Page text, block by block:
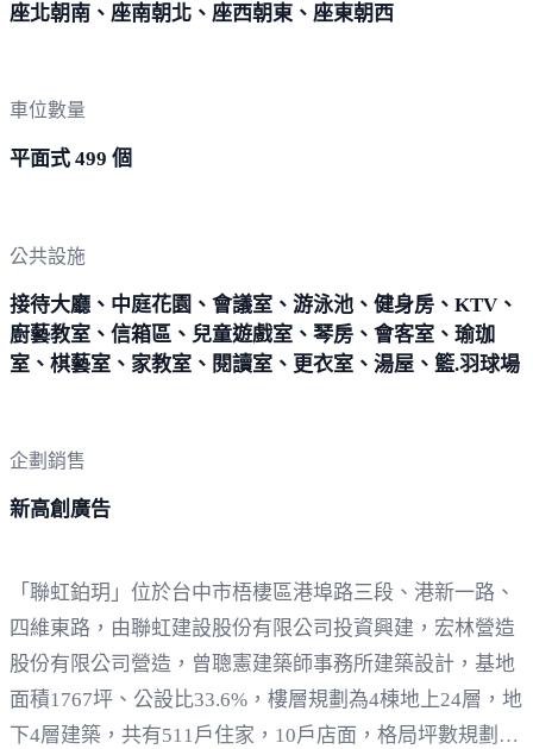
座北朝南、座南朝北、座西朝東、座東朝西
車位數量
平面式 499 個
公共設施
接待大廳、中庭花園、會議室、游泳池、健身房、KTV、
廚藝教室、信箱區、兒童遊戲室、琴房、會客室、瑜珈
室、棋藝室、家教室、閱讀室、更衣室、湯屋、籃.羽球場
企劃銷售
新高創廣告
「聯虹鉑玥」位於台中市梧棲區港埠路三段、港新一路、
四維東路，由聯虹建設股份有限公司投資興建，宏林營造
股份有限公司營造，曾聰憲建築師事務所建築設計，基地
面積1767坪、公設比33.6%，樓層規劃為4棟地上24層，地
下4層建築，共有511戶住家，10戶店面，格局坪數規劃